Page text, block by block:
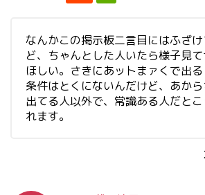
なんかこの掲示板二言目にはふざ
ど、ちゃんとした人いたら様子見
ほしい。さきにあッ卜まァくで出る
条件はとくにないんだけど、あか
出てる人以外で、常識ある人だと
れます。